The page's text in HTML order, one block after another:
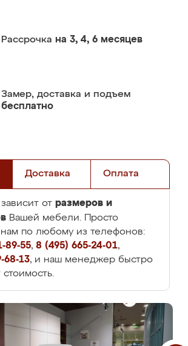
Рассрочка на 3, 4, 6 месяцев
Замер, доставка и подъем
бесплатно
Доставка Оплата
от размеров и
Вашей мебели. Просто
нам по любому из телефонов:
89-55, 8 (495) 665-24-01,
68-13, и наш менеджер быстро
стоимость.